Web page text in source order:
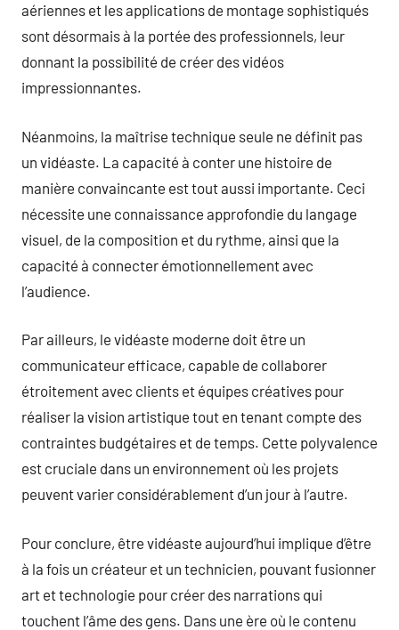
aériennes et les applications de montage sophistiqués
sont désormais à la portée des professionnels, leur
donnant la possibilité de créer des vidéos
impressionnantes.
Néanmoins, la maîtrise technique seule ne définit pas
un vidéaste. La capacité à conter une histoire de
manière convaincante est tout aussi importante. Ceci
nécessite une connaissance approfondie du langage
visuel, de la composition et du rythme, ainsi que la
capacité à connecter émotionnellement avec
l’audience.
Par ailleurs, le vidéaste moderne doit être un
communicateur efficace, capable de collaborer
étroitement avec clients et équipes créatives pour
réaliser la vision artistique tout en tenant compte des
contraintes budgétaires et de temps. Cette polyvalence
est cruciale dans un environnement où les projets
peuvent varier considérablement d’un jour à l’autre.
Pour conclure, être vidéaste aujourd’hui implique d’être
à la fois un créateur et un technicien, pouvant fusionner
art et technologie pour créer des narrations qui
touchent l’âme des gens. Dans une ère où le contenu